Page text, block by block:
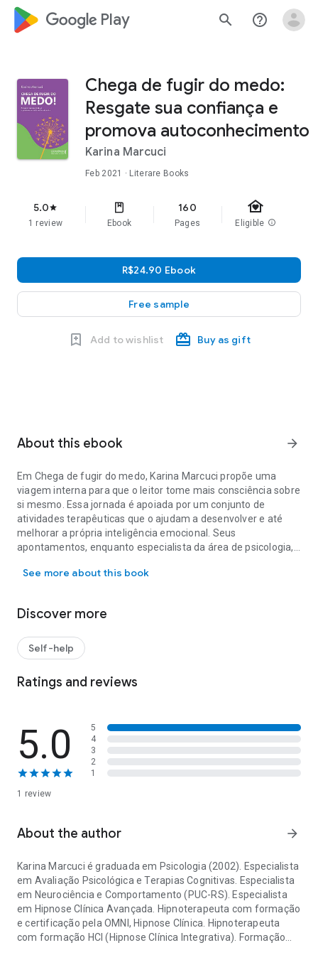
google_logo Play search help_outline
Chega de fugir do medo:
Resgate sua confiança e
promova autoconhecimento
Karina Marcuci
Feb 2021 · Literare Books
5.0star
1 review Ebook
160
Pages
family_home
Eligible info
R$24.90 Ebook
Free sample
Add to wishlist Buy as gift
About this ebook arrow_forward
Em Chega de fugir do medo, Karina Marcuci propõe uma
viagem interna para que o leitor tome mais consciência sobre
si mesmo. Essa jornada é apoiada por um conjunto de
atividades terapêuticas que o ajudam a desenvolver e até
melhorar a própria inteligência emocional. Seus
apontamentos, enquanto especialista da área de psicologia,
partir do livre-arbítrio, as ações necessárias a fim de ter mais
competências e melhor gerir seus estados emocionais.
E A VERDADE EDITADA; - LUTA E FUGA; - EMOÇÃO X RAZÃO;
- AS EMOÇÕES E NOSSAS DOENÇAS FÍSICAS E PSÍQUICAS; -
CONSCIÊNCIA CORPORAL; - COMO ESCUTAR SEU CORPO; -
POR QUE FAZER TERAPIA? E HIPNOSE?
See more about this book
Discover more
Self-help
Ratings and reviews
5.0
1 review
5
4
3
2
1
About the author arrow_forward
Karina Marcuci é graduada em Psicologia (2002). Especialista
em Avaliação Psicológica e Terapias Cognitivas. Especialista
em Neurociência e Comportamento (PUC-RS). Especialista
em Hipnose Clínica Avançada. Hipnoterapeuta com formação
e certificação pela OMNI, Hipnose Clínica. Hipnoterapeuta
com formação HCI (Hipnose Clínica Integrativa). Formação